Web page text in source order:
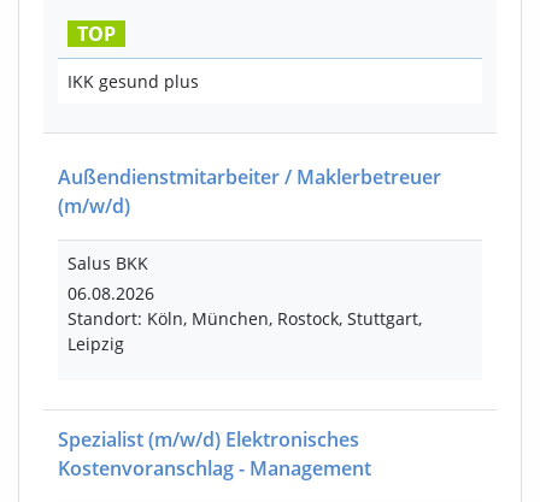
TOP
IKK gesund plus
Außendienstmitarbeiter / Maklerbetreuer
(m/w/d)
Salus BKK
06.08.2026
Standort: Köln, München, Rostock, Stuttgart,
Leipzig
Spezialist(m/w/d) Elektronisches
Kostenvoranschlag - Management